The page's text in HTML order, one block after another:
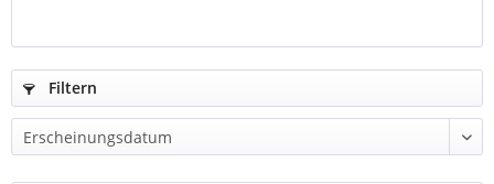
Filtern